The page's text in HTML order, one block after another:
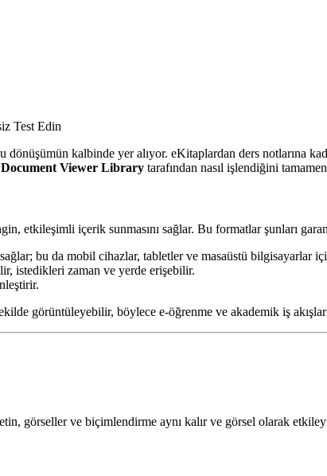
Test Edin
kalbinde yer alıyor. eKitaplardan ders notlarına
Viewer Library tarafından nasıl işlendiğini
etkileşimli içerik sunmasını sağlar. Bu formatlar şunları
bu da mobil cihazlar, tabletler ve masaüstü bilgisayarlar
istedikleri zaman ve yerde erişebilir.
görüntüleyebilir, böylece e‑öğrenme ve akademik iş
görseller ve biçimlendirme aynı kalır ve görsel olarak